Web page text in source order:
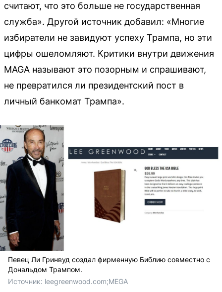
считают, что это больше не государственная
служба». Другой источник добавил: «Многие
избиратели не завидуют успеху Трампа, но эти
цифры ошеломляют. Критики внутри движения
MAGA называют это позорным и спрашивают,
не превратился ли президентский пост в
личный банкомат Трампа».
Певец Ли Гринвуд создал фирменную Библию совместно с
Дональдом Трампом.
Источник: leegreenwood.com;MEGA